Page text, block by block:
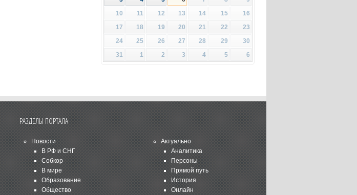
10
11 12 13 14 15
16
17
18 19 20 21 22
23
24
25 26 27 28 29
30
31
1 2 3 4 5 6
РАЗДЕЛЫ ПОРТАЛА
Новости
В РФ и СНГ
Собкор
В мире
Образование
Общество
Актуально
Аналитика
Персоны
Прямой путь
История
Онлайн